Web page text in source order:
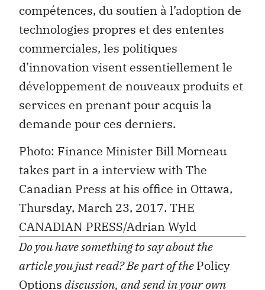
compétences, du soutien à l’adoption de
technologies propres et des ententes
commerciales, les politiques
d’innovation visent essentiellement le
développement de nouveaux produits et
services en prenant pour acquis la
demande pour ces derniers.
Photo: Finance Minister Bill Morneau
takes part in a interview with The
Canadian Press at his office in Ottawa,
Thursday, March 23, 2017. THE
CANADIAN PRESS/Adrian Wyld
Do you have something to say about the
article you just read? Be part of thePolicy
Optionsdiscussion, and send in your own